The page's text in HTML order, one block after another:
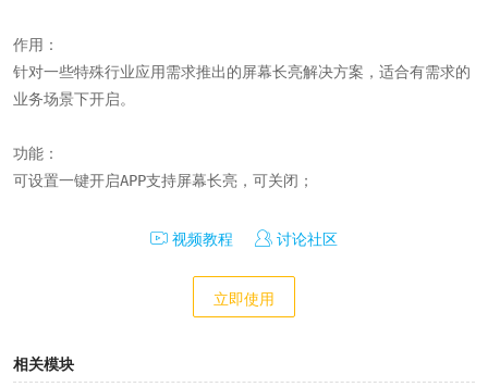
作用：
针对一些特殊行业应用需求推出的屏幕长亮解决方案，适合有需求的
业务场景下开启。
功能：
可设置一键开启APP支持屏幕长亮，可关闭；
视频教程 讨论社区
立即使用
相关模块